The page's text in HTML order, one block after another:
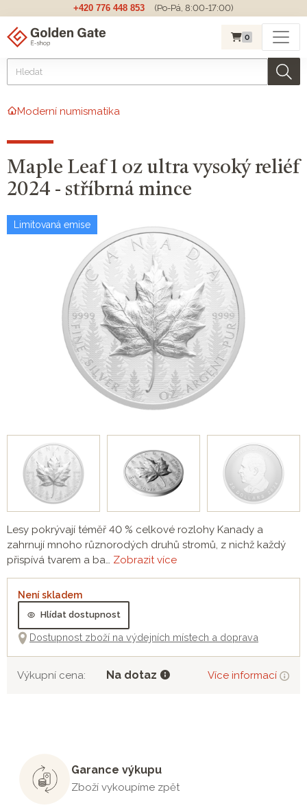
+420 776 448 853 (Po-Pá, 8:00-17:00)
0
Moderní numismatika
Maple Leaf 1 oz ultra vysoký reliéf
2024 - stříbrná mince
Limitovaná emise
Lesy pokrývají téměř 40 % celkové rozlohy Kanady a
zahrnují mnoho různorodých druhů stromů, z nichž každý
přispívá tvarem a ba… Zobrazit více
Není skladem
Hlídat dostupnost
Dostupnost zboží na výdejních místech a doprava
Výkupní cena: Na dotaz Více informací
Garance výkupu
Zboží vykoupíme zpět